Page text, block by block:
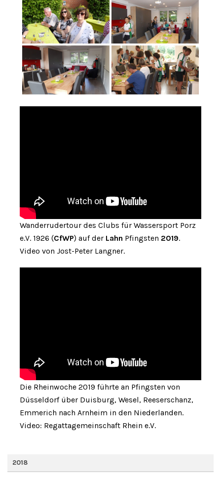
Wanderrudertour des Clubs für Wassersport Porz
e.V. 1926 (CfWP) auf der Lahn Pfingsten 2019.
Video von Jost-Peter Langner.
Die Rheinwoche 2019 führte an Pfingsten von
Düsseldorf über Duisburg, Wesel, Reeserschanz,
Emmerich nach Arnheim in den Niederlanden.
Video: Regattagemeinschaft Rhein e.V.
2018